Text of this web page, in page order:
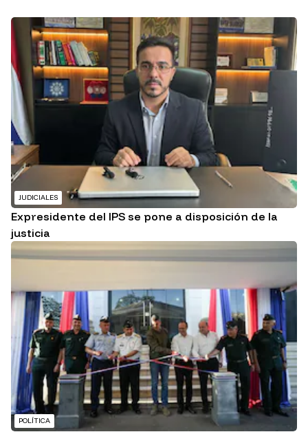
JUDICIALES
Expresidente del IPS se pone a disposición de la
justicia
POLÍTICA